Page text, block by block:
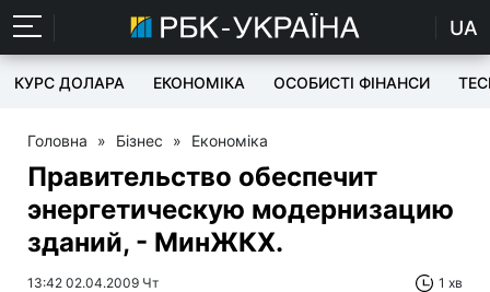
UA
КУРС ДОЛАРА ЕКОНОМІКА ОСОБИСТІ ФІНАНСИ
Головна » Бізнес » Економіка
Правительство обеспечит
энергетическую модернизацию
зданий, - МинЖКХ.
13:42 02.04.2009 Чт 1 хв